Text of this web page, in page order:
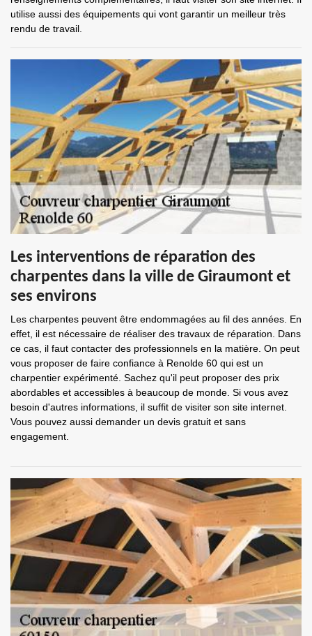
utilise aussi des équipements qui vont garantir un meilleur très
rendu de travail.
Les interventions de réparation des
charpentes dans la ville de Giraumont et
ses environs
Les charpentes peuvent être endommagées au fil des années. En
effet, il est nécessaire de réaliser des travaux de réparation. Dans
ce cas, il faut contacter des professionnels en la matière. On peut
vous proposer de faire confiance à Renolde 60 qui est un
charpentier expérimenté. Sachez qu'il peut proposer des prix
abordables et accessibles à beaucoup de monde. Si vous avez
besoin d'autres informations, il suffit de visiter son site internet.
Vous pouvez aussi demander un devis gratuit et sans
engagement.